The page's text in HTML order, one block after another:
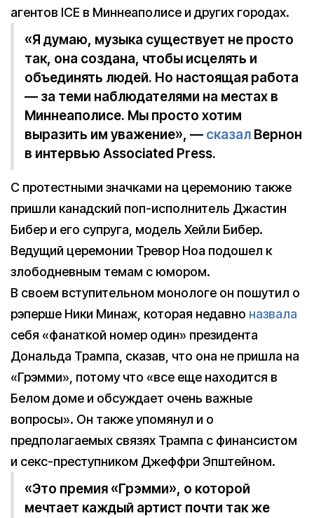
агентов ICE в Миннеаполисе и других городах.
«Я думаю, музыка существует не просто
так, она создана, чтобы исцелять и
объединять людей. Но настоящая работа
— за теми наблюдателями на местах в
Миннеаполисе. Мы просто хотим
выразить им уважение», — сказал Вернон
в интервью Associated Press.
С протестными значками на церемонию также
пришли канадский поп-исполнитель Джастин
Бибер и его супруга, модель Хейли Бибер.
Ведущий церемонии Тревор Ноа подошел к
злободневным темам с юмором.
В своем вступительном монологе он пошутил о
рэперше Ники Минаж, которая недавно назвала
себя «фанаткой номер один» президента
Дональда Трампа, сказав, что она не пришла на
«Грэмми», потому что «все еще находится в
Белом доме и обсуждает очень важные
вопросы». Он также упомянул и о
предполагаемых связях Трампа с финансистом
и секс-преступником Джеффри Эпштейном.
«Это премия «Грэмми», о которой
мечтает каждый артист почти так же